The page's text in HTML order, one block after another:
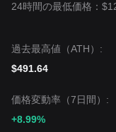
24時間の最低価格：
過去最高値（ATH）:
$491.64
価格変動率（7日間）:
+8.99%